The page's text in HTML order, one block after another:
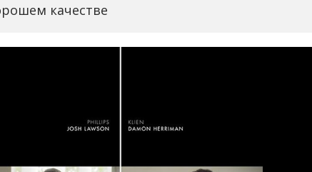
качестве